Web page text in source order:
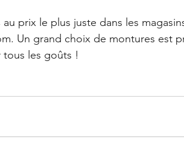
prix le plus juste dans les
Un grand choix de montures est
tous les goûts !